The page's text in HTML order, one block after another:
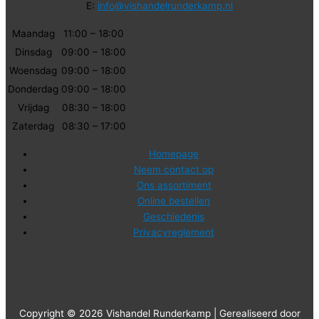
E: info@vishandelrunderkamp.nl
Maandag
11:00 – 18:00
Dinsdag
09:00 – 18:00
Woensdag 09:00 – 18:00
Donderdag 09:00 – 18:00
Vrijdag
08:30 – 18:00
Zaterdag
08:30 – 17:00
Homepage
Neem contact op
Ons assortiment
Online bestellen
Geschiedenis
Privacyreglement
Copyright © 2026 Vishandel Runderkamp | Gerealiseerd door